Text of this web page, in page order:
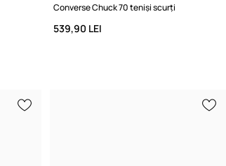
Converse Chuck 70 teniși scurți
539,90 LEI